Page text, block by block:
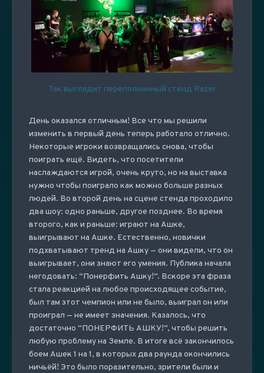
Так выглядит переполненный стенд Razer
День оказался отличным! Все что мы решили
изменить в первый день теперь работало отлично.
Некоторые игроки возвращались снова, чтобы
поиграть ещё. Видеть, что посетители
наслаждаются игрой, очень круто, но на выставка
нужно чтобы поиграло как можно больше разных
людей. Во второй день на сцене стенда проходило
два шоу: одно раньше, другое позднее. Во время
второго, как и раньше: играют на Ашке,
выигрывают на Ашке. Естественно, новички
подхватывают тренд на Ашку — они видели, что он
выигрывает, они знают его умения. Публика начала
негодовать: “Понерфить Ашку!”. Вскоре эта фраза
стала реакцией на любое происходящее событие,
был там этот чемпион или не было, выиграл он или
проиграл — не имеет значения. Казалось, что
достаточно “ПОНЕРФИТЬ АШКУ!”, чтобы решить
любую проблему на Земле. В итоге всё закончилось
боем Ашек 1 на 1, в которых два раунда окончились
ничьёй! Это было поразительно, зрители были и